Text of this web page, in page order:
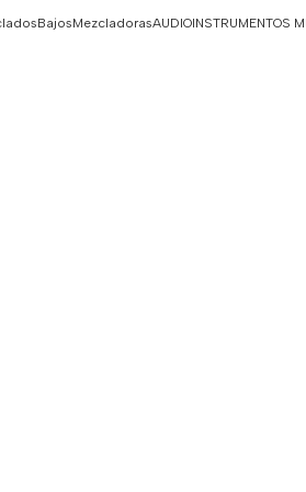
BajosMezcladorasAUDIOINSTRUMENTOS